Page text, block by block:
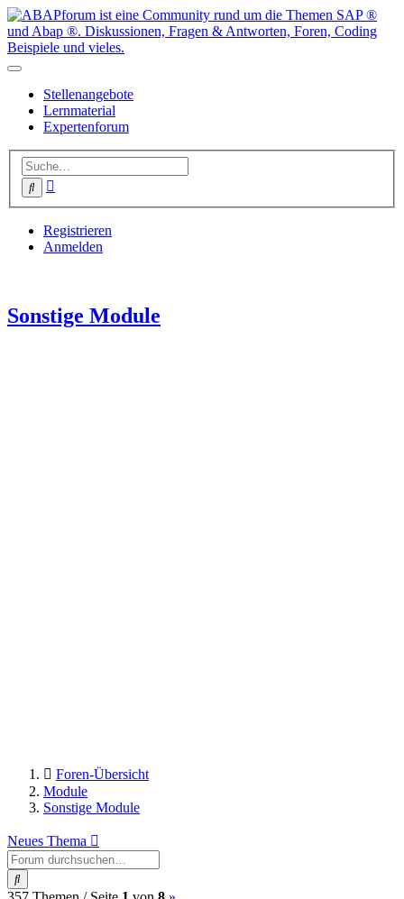
Stellenangebote
Lernmaterial
Expertenforum
Suche
Registrieren
Anmelden
Sonstige Module
Foren-Übersicht
Module
Sonstige Module
Neues Thema
Suche